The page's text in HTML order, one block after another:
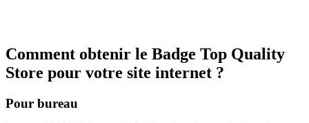
Comment obtenir le Badge Top Quality
Store pour votre site internet ?
Pour bureau